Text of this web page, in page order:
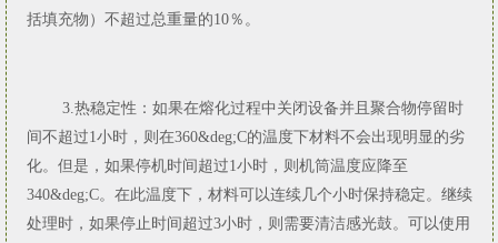
括填充物）不超过总重量的10％。
3.热稳定性：如果在熔化过程中关闭设备并且聚合物停留时
间不超过1小时，则在360&deg;C的温度下材料不会出现明显的劣
化。但是，如果停机时间超过1小时，则机筒温度应降至
340&deg;C。在此温度下，材料可以连续几个小时保持稳定。继续
处理时，如果停止时间超过3小时，则需要清洁感光鼓。可以使用